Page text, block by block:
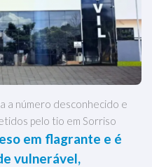
a número desconhecido e
pelo tio em Sorriso
em flagrante e é
vulnerável,